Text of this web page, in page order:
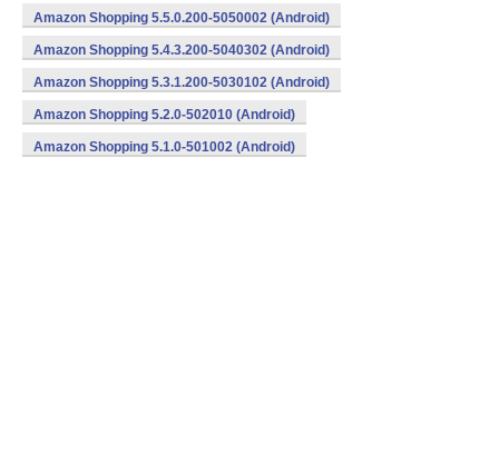
Amazon Shopping 5.5.0.200-5050002 (Android)
Amazon Shopping 5.4.3.200-5040302 (Android)
Amazon Shopping 5.3.1.200-5030102 (Android)
Amazon Shopping 5.2.0-502010 (Android)
Amazon Shopping 5.1.0-501002 (Android)